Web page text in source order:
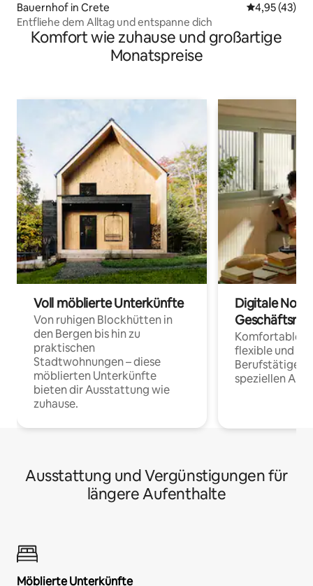
Bauernhof in Crete
4,95 (43)
Entfliehe dem Alltag und entspanne dich
Komfort wie zuhause und großartige
Monatspreise
Voll möblierte Unterkünfte
Von ruhigen Blockhütten in
den Bergen bis hin zu
praktischen
Stadtwohnungen – diese
möblierten Unterkünfte
bieten dir Ausstattung wie
zuhause.
Digitale
Komfortable
flexible und
Berufstätige
speziellen
Ausstattung und Vergünstigungen für
längere Aufenthalte
Möblierte Unterkünfte